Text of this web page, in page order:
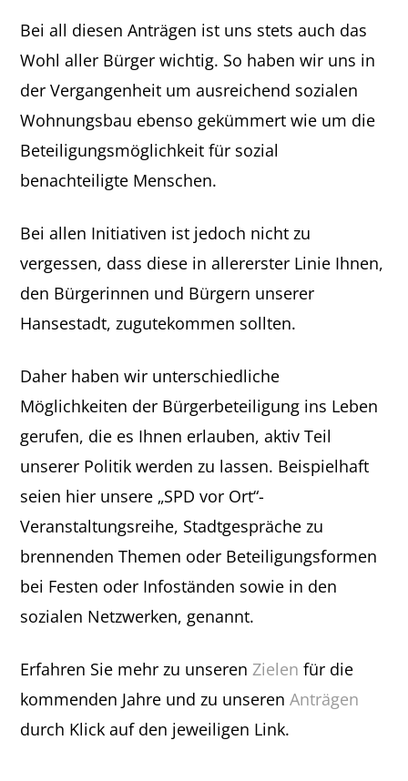
Bei all diesen Anträgen ist uns stets auch das
Wohl aller Bürger wichtig. So haben wir uns in
der Vergangenheit um ausreichend sozialen
Wohnungsbau ebenso gekümmert wie um die
Beteiligungsmöglichkeit für sozial
benachteiligte Menschen.
Bei allen Initiativen ist jedoch nicht zu
vergessen, dass diese in allererster Linie Ihnen,
den Bürgerinnen und Bürgern unserer
Hansestadt, zugutekommen sollten.
Daher haben wir unterschiedliche
Möglichkeiten der Bürgerbeteiligung ins Leben
gerufen, die es Ihnen erlauben, aktiv Teil
unserer Politik werden zu lassen. Beispielhaft
seien hier unsere „SPD vor Ort“-
Veranstaltungsreihe, Stadtgespräche zu
brennenden Themen oder Beteiligungsformen
bei Festen oder Infoständen sowie in den
sozialen Netzwerken, genannt.
Erfahren Sie mehr zu unserenZielen für die
kommenden Jahre und zu unseren Anträgen
durch Klick auf den jeweiligen Link.